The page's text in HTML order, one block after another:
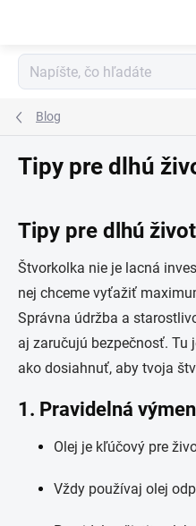
Blog
Tipy pre dlhú
Tipy pre dlhú
Štvorkolka nie je lacná
nej chceme vyťažiť
Správna údržba a
aj zaručujú bezpečnosť. Tu
ako dosiahnuť, aby tvoja
1. Pravidelná
Olej je kľúčový pre
Vždy používaj olej